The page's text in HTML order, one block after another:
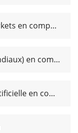
ETF MSCI Emerging Markets en comparaison
ETF de dividendes (mondiaux) en comparaison
ETF sur l'intelligence artificielle en comparaison